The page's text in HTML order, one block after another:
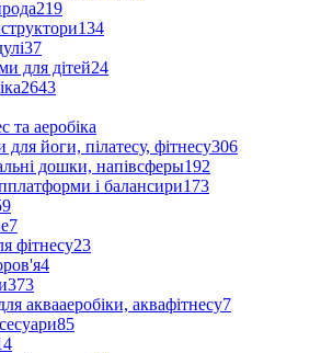
219
134
37
для дітей24
2643
та аеробіка
для йоги, пілатесу, фітнесу306
дошки, напівсферы192
і балансири173
7
фітнесу23
4
373
аквааеробіки, аквафітнесу7
85